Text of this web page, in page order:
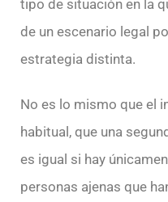
tipo de situación en la
de un escenario legal
estrategia distinta.
No es lo mismo que el
habitual, que una
es igual si hay
personas ajenas que